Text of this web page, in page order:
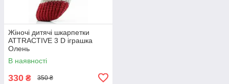
Жіночі дитячі шкарпетки
ATTRACTIVE 3 D іграшка
Олень
В наявності
330 ₴ 350 ₴